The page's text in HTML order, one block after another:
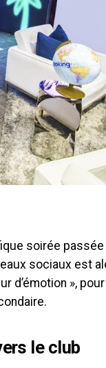
soirée
sociaux est
d’émotion »,
le club